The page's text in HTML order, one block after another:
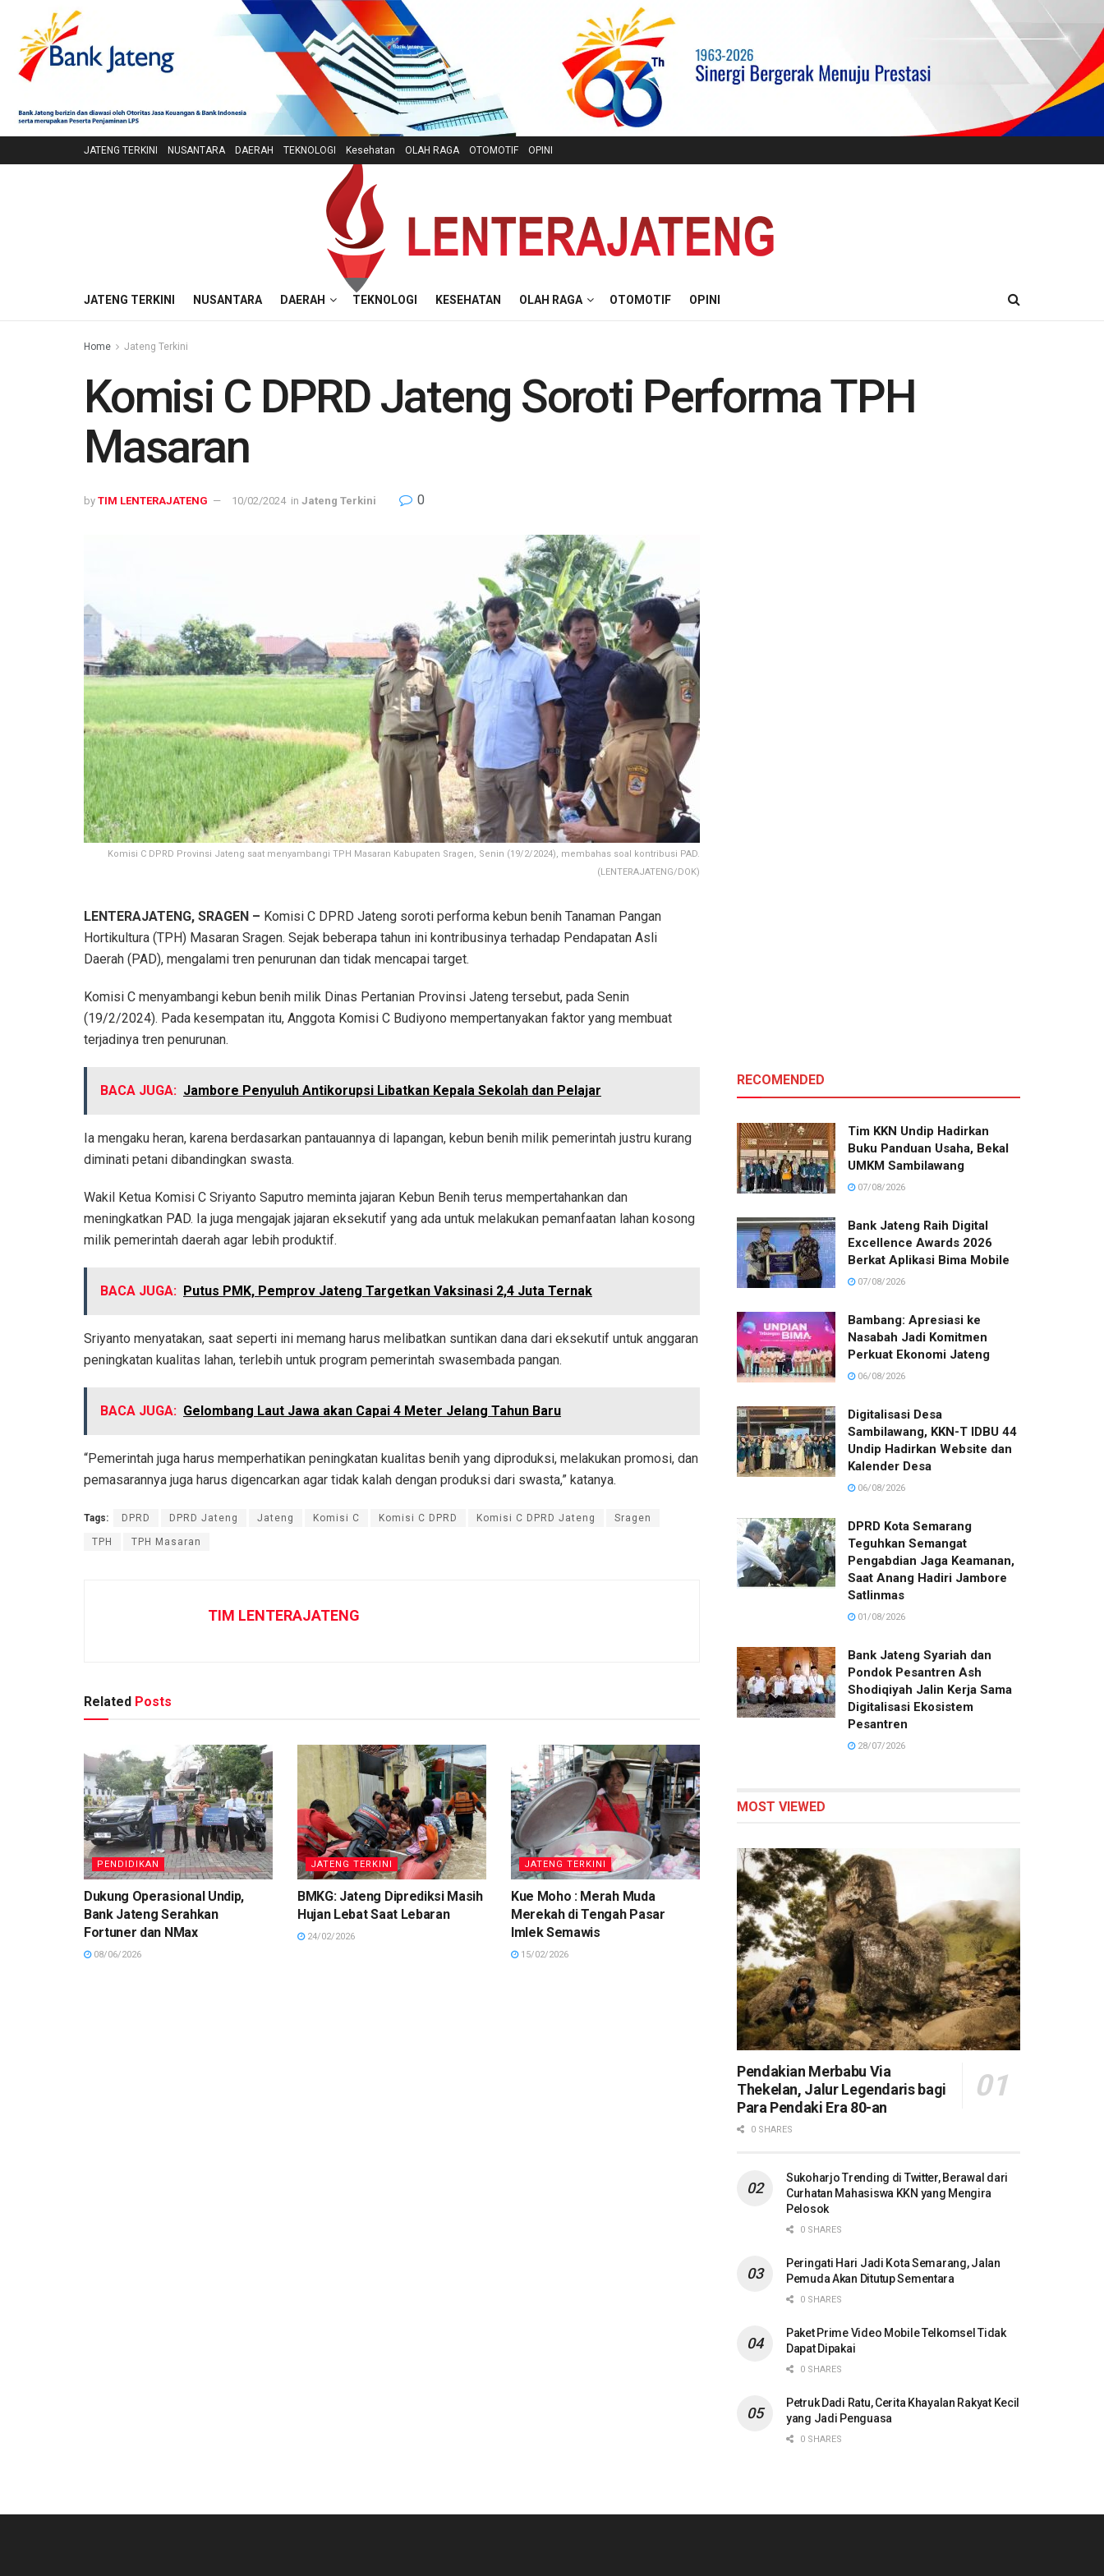
JATENG TERKINI NUSANTARA DAERAH TEKNOLOGI Kesehatan OLAH RAGA OTOMOTIF OPINI
JATENG TERKINI NUSANTARA DAERAH TEKNOLOGI KESEHATAN OLAH RAGA OTOMOTIF OPINI
Home Jateng Terkini
Komisi C DPRD Jateng Soroti Performa TPH
Masaran
by TIM LENTERAJATENG 10/02/2024 in Jateng Terkini 0
Komisi C DPRD Provinsi Jateng saat menyambangi TPH Masaran Kabupaten Sragen, Senin (19/2/2024), membahas soal kontribusi PAD.
(LENTERAJATENG/DOK)
LENTERAJATENG, SRAGEN – Komisi C DPRD Jateng soroti performa kebun benih Tanaman Pangan
Hortikultura (TPH) Masaran Sragen. Sejak beberapa tahun ini kontribusinya terhadap Pendapatan Asli
Daerah (PAD), mengalami tren penurunan dan tidak mencapai target.
Komisi C menyambangi kebun benih milik Dinas Pertanian Provinsi Jateng tersebut, pada Senin
(19/2/2024). Pada kesempatan itu, Anggota Komisi C Budiyono mempertanyakan faktor yang membuat
terjadinya tren penurunan.
BACA JUGA: Jambore Penyuluh Antikorupsi Libatkan Kepala Sekolah dan Pelajar
Ia mengaku heran, karena berdasarkan pantauannya di lapangan, kebun benih milik pemerintah justru kurang
diminati petani dibandingkan swasta.
Wakil Ketua Komisi C Sriyanto Saputro meminta jajaran Kebun Benih terus mempertahankan dan
meningkatkan PAD. Ia juga mengajak jajaran eksekutif yang ada untuk melakukan pemanfaatan lahan kosong
milik pemerintah daerah agar lebih produktif.
BACA JUGA: Putus PMK, Pemprov Jateng Targetkan Vaksinasi 2,4 Juta Ternak
Sriyanto menyatakan, saat seperti ini memang harus melibatkan suntikan dana dari eksekutif untuk anggaran
peningkatan kualitas lahan, terlebih untuk program pemerintah swasembada pangan.
BACA JUGA: Gelombang Laut Jawa akan Capai 4 Meter Jelang Tahun Baru
“Pemerintah juga harus memperhatikan peningkatan kualitas benih yang diproduksi, melakukan promosi, dan
pemasarannya juga harus digencarkan agar tidak kalah dengan produksi dari swasta,” katanya.
Tags: DPRD DPRD Jateng Jateng Komisi C Komisi C DPRD Komisi C DPRD Jateng Sragen
TPH TPH Masaran
TIM LENTERAJATENG
Related Posts
PENDIDIKAN
Dukung Operasional Undip,
Bank Jateng Serahkan
Fortuner dan NMax
08/06/2026
JATENG TERKINI
BMKG: Jateng Diprediksi Masih
Hujan Lebat Saat Lebaran
24/02/2026
JATENG TERKINI
Kue Moho : Merah Muda
Merekah di Tengah Pasar
Imlek Semawis
15/02/2026
RECOMENDED
Tim KKN Undip Hadirkan
Buku Panduan Usaha, Bekal
UMKM Sambilawang
07/08/2026
Bank Jateng Raih Digital
Excellence Awards 2026
Berkat Aplikasi Bima Mobile
07/08/2026
Bambang: Apresiasi ke
Nasabah Jadi Komitmen
Perkuat Ekonomi Jateng
06/08/2026
Digitalisasi Desa
Sambilawang, KKN-T IDBU 44
Undip Hadirkan Website dan
Kalender Desa
06/08/2026
DPRD Kota Semarang
Teguhkan Semangat
Pengabdian Jaga Keamanan,
Saat Anang Hadiri Jambore
Satlinmas
01/08/2026
Bank Jateng Syariah dan
Pondok Pesantren Ash
Shodiqiyah Jalin Kerja Sama
Digitalisasi Ekosistem
Pesantren
28/07/2026
MOST VIEWED
Pendakian Merbabu Via
Thekelan, Jalur Legendaris bagi
Para Pendaki Era 80-an
0 SHARES
Sukoharjo Trending di Twitter, Berawal dari
Curhatan Mahasiswa KKN yang Mengira
Pelosok
0 SHARES
Peringati Hari Jadi Kota Semarang, Jalan
Pemuda Akan Ditutup Sementara
0 SHARES
Paket Prime Video Mobile Telkomsel Tidak
Dapat Dipakai
0 SHARES
Petruk Dadi Ratu, Cerita Khayalan Rakyat Kecil
yang Jadi Penguasa
0 SHARES